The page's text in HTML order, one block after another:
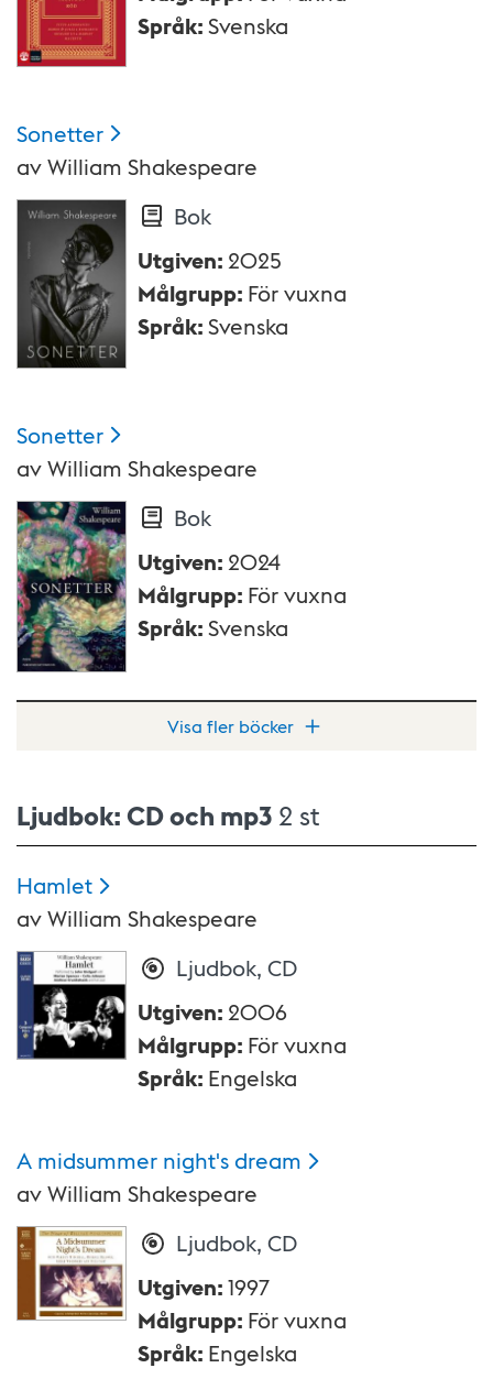
Språk:Svenska
Sonetter
avWilliam Shakespeare
Bok
Utgiven: 2025
Målgrupp: För vuxna
Språk:Svenska
Sonetter
avWilliam Shakespeare
Bok
Utgiven: 2024
Målgrupp: För vuxna
Språk:Svenska
Visa fler böcker
Ljudbok: CD och mp3 2 st
Hamlet
avWilliam Shakespeare
Ljudbok, CD
Utgiven:2006
Målgrupp: För vuxna
Språk: Engelska
A midsummer night'sdream
avWilliam Shakespeare
Ljudbok, CD
Utgiven:1997
Målgrupp: För vuxna
Språk: Engelska